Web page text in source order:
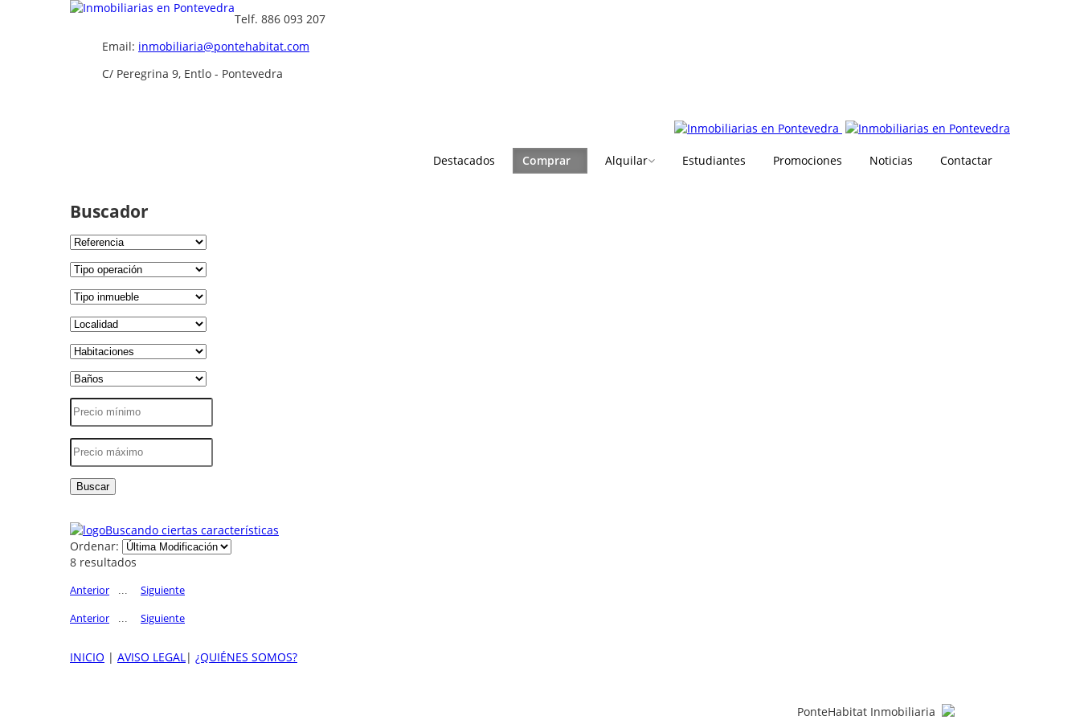
Telf. 886 093 207
Email: inmobiliaria@pontehabitat.com
C/ Peregrina 9, Entlo - Pontevedra
Destacados Comprar Alquilar Estudiantes Promociones Noticias Contactar
Buscador
Buscando ciertas características
Ordenar:
8 resultados
Anterior
Siguiente
Anterior
Siguiente
INICIO | AVISO LEGAL| ¿QUIÉNES SOMOS?
PonteHabitat Inmobiliaria